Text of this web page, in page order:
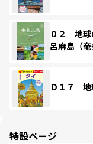
０２ 地
呂麻島（
Ｄ１７ 地
特設ページ